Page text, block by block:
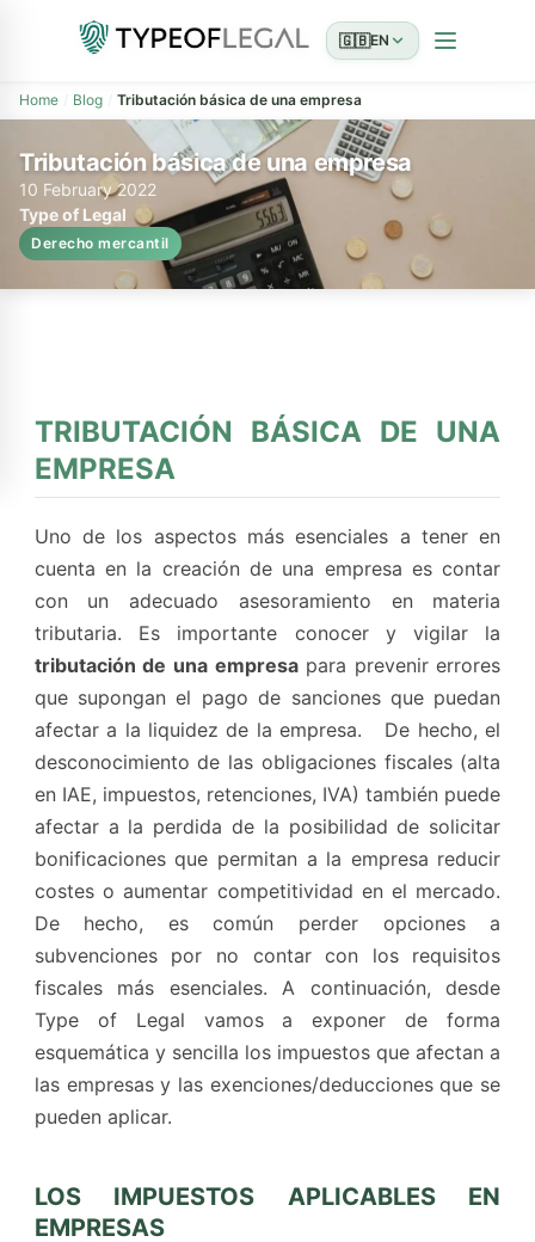
🇬🇧EN
Home Blog Tributación básica de una empresa
Tributación básica de una empresa
10 February 2022
Type of Legal
Derecho mercantil
TRIBUTACIÓN BÁSICA DE UNA
EMPRESA
Uno de los aspectos más esenciales a tener en
cuenta en la creación de una empresa es contar
con un adecuado asesoramiento en materia
tributaria. Es importante conocer y vigilar la
tributación de una empresapara prevenir errores
que supongan el pago de sanciones que puedan
afectar a la liquidez de la empresa. De hecho, el
desconocimiento de las obligaciones fiscales (alta
en IAE, impuestos, retenciones, IVA) también puede
afectar a la perdida de la posibilidad de solicitar
bonificaciones que permitan a la empresa reducir
costes o aumentar competitividad en el mercado.
De hecho, es común perder opciones a
subvenciones por no contar con los requisitos
fiscales más esenciales. A continuación, desde
Type of Legal vamos a exponer de forma
esquemática y sencilla los impuestos que afectan a
las empresas y las exenciones/deducciones que se
pueden aplicar.
LOS IMPUESTOS APLICABLES EN
EMPRESAS